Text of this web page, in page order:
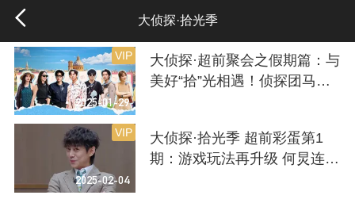
大侦探·拾光季
2025-01-29
VIP
大侦探·超前聚会之假期篇：与
美好“拾”光相遇！侦探团马耳
2025-02-04
VIP
大侦探·拾光季 超前彩蛋第1
期：游戏玩法再升级 何炅连环